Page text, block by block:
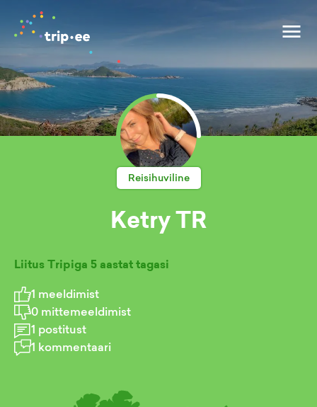
Reisihuviline
Ketry TR
Liitus Tripiga 5 aastat tagasi
1 meeldimist
0 mittemeeldimist
1 postitust
1 kommentaari